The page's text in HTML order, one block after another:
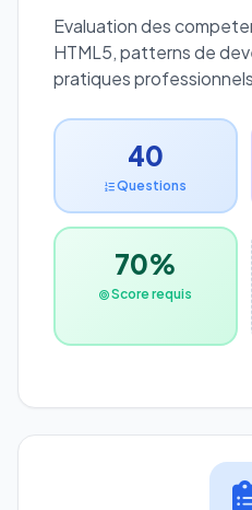
Evaluation des
HTML5, patterns de
pratiques professionnels
40
Questions
70%
Score requis